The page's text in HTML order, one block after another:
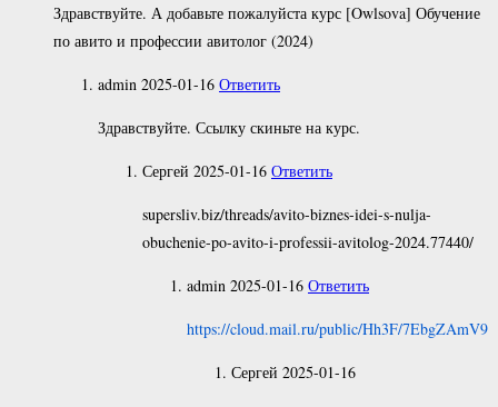
Здравствуйте. А добавьте пожалуйста курс [Owlsova] Обучение
по авито и профессии авитолог (2024)
admin 2025-01-16 Ответить
Здравствуйте. Ссылку скиньте на курс.
Сергей 2025-01-16 Ответить
supersliv.biz/threads/avito-biznes-idei-s-nulja-
obuchenie-po-avito-i-professii-avitolog-2024.77440/
admin 2025-01-16 Ответить
https://cloud.mail.ru/public/Hh3F/7EbgZAmV9
Сергей 2025-01-16